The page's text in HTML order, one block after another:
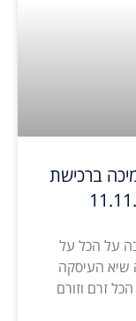
ברכישת
רבה על הכל על
שיא העיסקה
זרם וזורם